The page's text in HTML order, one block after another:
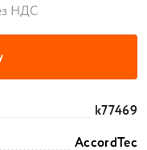
НДС
k77469
AccordTec